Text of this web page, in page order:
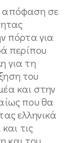
απόφαση σε
πόρτα για
περίπου
για τη
του
και στην
που θα
ελληνικά
τις